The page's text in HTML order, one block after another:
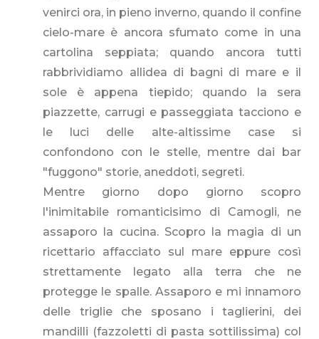
venirci ora, in pieno inverno, quando il confine
cielo-mare è ancora sfumato come in una
cartolina seppiata; quando ancora tutti
rabbrividiamo allidea di bagni di mare e il
sole è appena tiepido; quando la sera
piazzette, carrugi e passeggiata tacciono e
le luci delle alte-altissime case si
confondono con le stelle, mentre dai bar
"fuggono" storie, aneddoti, segreti.
Mentre giorno dopo giorno scopro
l'inimitabile romanticisimo di Camogli, ne
assaporo la cucina. Scopro la magia di un
ricettario affacciato sul mare eppure così
strettamente legato alla terra che ne
protegge le spalle. Assaporo e mi innamoro
delle triglie che sposano i taglierini, dei
mandilli (fazzoletti di pasta sottilissima) col